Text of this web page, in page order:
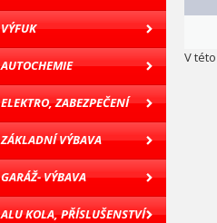
VÝFUK
AUTOCHEMIE
ELEKTRO, ZABEZPEČENÍ
ZÁKLADNÍ VÝBAVA
GARÁŽ- VÝBAVA
ALU KOLA, PŘÍSLUŠENSTVÍ
V